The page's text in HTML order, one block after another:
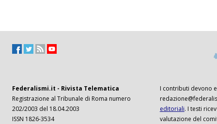
Federalismi.it - Rivista Telematica
Registrazione al Tribunale di Roma numero
202/2003 del 18.04.2003
ISSN 1826-3534
I contributi devono
editoriali. I testi
valutazione del